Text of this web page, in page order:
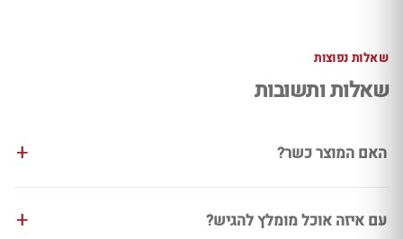
שאלות נפוצות
שאלות ותשובות
האם המוצר כשר?
עם איזה אוכל מומלץ להגיש?